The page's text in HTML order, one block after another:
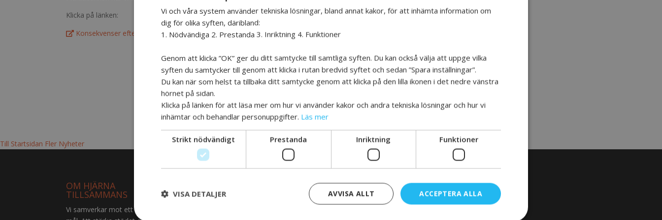
Klicka på länken:
Konsekvenser efter en skada – afasi
Till Startsidan Fler Nyheter
OM HJÄRNA
TILLSAMMANS
Vi samverkar mot ett gemensamt
Vi och våra system använder tekniska lösningar, bland annat kakor, för att inhämta information om
dig för olika syften, däribland:
1. Nödvändiga 2. Prestanda 3. Inriktning 4. Funktioner
Genom att klicka ”OK” ger du ditt samtycke till samtliga syften. Du kan också välja att uppge vilka
syften du samtycker till genom att klicka i rutan bredvid syftet och sedan ”Spara inställningar”.
Du kan när som helst ta tillbaka ditt samtycke genom att klicka på den lilla ikonen i det nedre vänstra
hörnet på sidan.
Klicka på länken för att läsa mer om hur vi använder kakor och andra tekniska lösningar och hur vi
inhämtar och behandlar personuppgifter. Läs mer
Strikt nödvändigt Prestanda Inriktning Funktioner
ACCEPTERA ALLA
AVVISA ALLT
VISA DETALJER